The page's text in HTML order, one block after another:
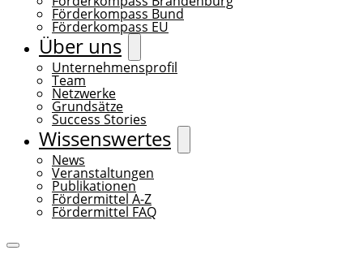
Förderkompass Bund
Förderkompass EU
Über uns
Unternehmensprofil
Team
Netzwerke
Grundsätze
Success Stories
Wissenswertes
News
Veranstaltungen
Publikationen
Fördermittel A-Z
Fördermittel FAQ